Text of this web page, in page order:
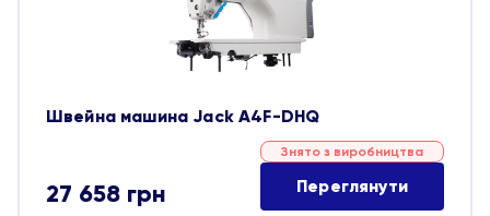
Швейна машина Jack A4F-DHQ
27 658 грн
Знято з виробництва
Переглянути